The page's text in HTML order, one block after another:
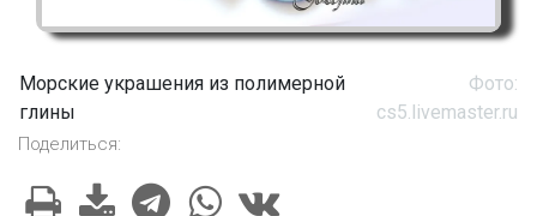
Морские украшения из полимерной
глины
Фото:
cs5.livemaster.ru
Поделиться: